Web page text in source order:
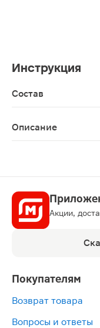
Инструкция
Состав
Описание
Акции,
Покупателям
Возврат товара
Вопросы и ответы